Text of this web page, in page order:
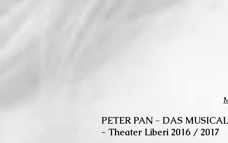
PETER PAN - DAS MUSICAL
- Theater Liberi 2016 / 2017